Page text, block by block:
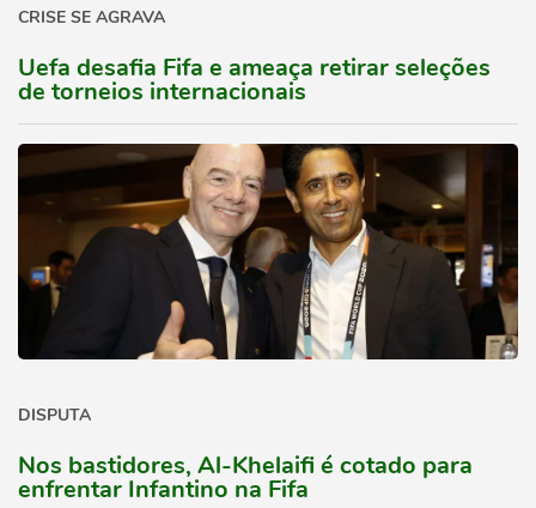
CRISE SE AGRAVA
Uefa desafia Fifa e ameaça retirar seleções
de torneios internacionais
DISPUTA
Nos bastidores, Al-Khelaifi é cotado para
enfrentar Infantino na Fifa